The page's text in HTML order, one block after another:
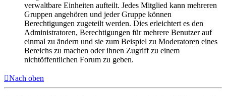
verwaltbare Einheiten aufteilt. Jedes Mitglied kann mehreren
Gruppen angehören und jeder Gruppe können
Berechtigungen zugeteilt werden. Dies erleichtert es den
Administratoren, Berechtigungen für mehrere Benutzer auf
einmal zu ändern und sie zum Beispiel zu Moderatoren eines
Bereichs zu machen oder ihnen Zugriff zu einem
nichtöffentlichen Forum zu geben.
Nach oben